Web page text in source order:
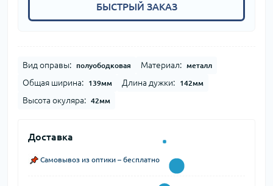
БЫСТРЫЙ ЗАКАЗ
Вид оправы: полуободковая Материал: металл
Общая ширина: 139мм Длина дужки: 142мм
Высота окуляра: 42мм
Доставка
Самовывоз из оптики – бесплатно